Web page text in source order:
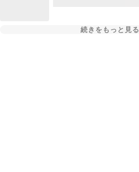
続きをもっと見る